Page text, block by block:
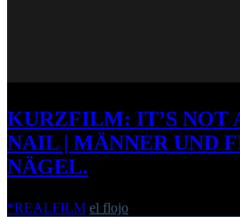
KURZFILM: IT’S NOT
NAIL | MÄNNER UND
NÄGEL.
*REALFILM el flojo